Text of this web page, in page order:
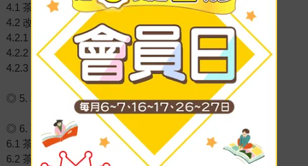
4.1 茶葉的氣味魔法
4.2 改變茶葉氣味的魔法
4.2.1 兒茶素氧化推動的氣味生成
4.2.2 醣苷水解酶推動的氣味釋放
4.2.3 逆境誘發的防禦性氣味合成
◎ 5. 掌握茶葉風味魔法的關鍵法則
◎ 6. 茶葉風味的魔法地圖
6.1 茶葉魔法地圖的使用說明
6.2 茶葉細胞狀態魔法地圖